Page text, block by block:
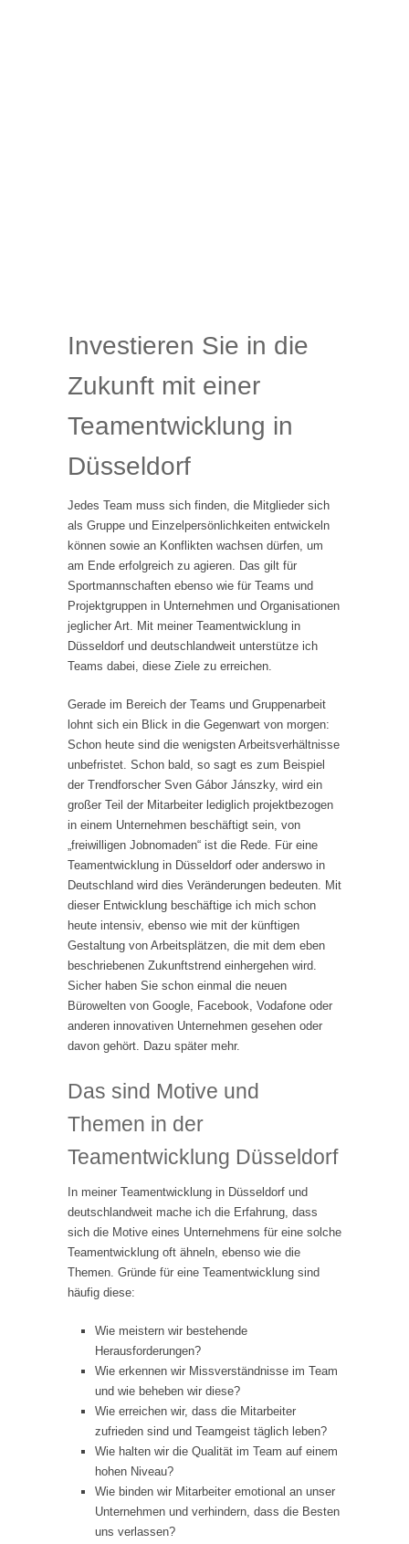
Investieren Sie in die
Zukunft mit einer
Teamentwicklung in
Düsseldorf
Jedes Team muss sich finden, die Mitglieder sich
als Gruppe und Einzelpersönlichkeiten entwickeln
können sowie an Konflikten wachsen dürfen, um
am Ende erfolgreich zu agieren. Das gilt für
Sportmannschaften ebenso wie für Teams und
Projektgruppen in Unternehmen und Organisationen
jeglicher Art. Mit meiner Teamentwicklung in
Düsseldorf und deutschlandweit unterstütze ich
Teams dabei, diese Ziele zu erreichen.
Gerade im Bereich der Teams und Gruppenarbeit
lohnt sich ein Blick in die Gegenwart von morgen:
Schon heute sind die wenigsten Arbeitsverhältnisse
unbefristet. Schon bald, so sagt es zum Beispiel
der Trendforscher Sven Gábor Jánszky, wird ein
großer Teil der Mitarbeiter lediglich projektbezogen
in einem Unternehmen beschäftigt sein, von
„freiwilligen Jobnomaden“ ist die Rede. Für eine
Teamentwicklung in Düsseldorf oder anderswo in
Deutschland wird dies Veränderungen bedeuten. Mit
dieser Entwicklung beschäftige ich mich schon
heute intensiv, ebenso wie mit der künftigen
Gestaltung von Arbeitsplätzen, die mit dem eben
beschriebenen Zukunftstrend einhergehen wird.
Sicher haben Sie schon einmal die neuen
Bürowelten von Google, Facebook, Vodafone oder
anderen innovativen Unternehmen gesehen oder
davon gehört. Dazu später mehr.
Das sind Motive und
Themen in der
Teamentwicklung Düsseldorf
In meiner Teamentwicklung in Düsseldorf und
deutschlandweit mache ich die Erfahrung, dass
sich die Motive eines Unternehmens für eine solche
Teamentwicklung oft ähneln, ebenso wie die
Themen. Gründe für eine Teamentwicklung sind
häufig diese:
Wie meistern wir bestehende
Herausforderungen?
Wie erkennen wir Missverständnisse im Team
und wie beheben wir diese?
Wie erreichen wir, dass die Mitarbeiter
zufrieden sind und Teamgeist täglich leben?
Wie halten wir die Qualität im Team auf einem
hohen Niveau?
Wie binden wir Mitarbeiter emotional an unser
Unternehmen und verhindern, dass die Besten
uns verlassen?